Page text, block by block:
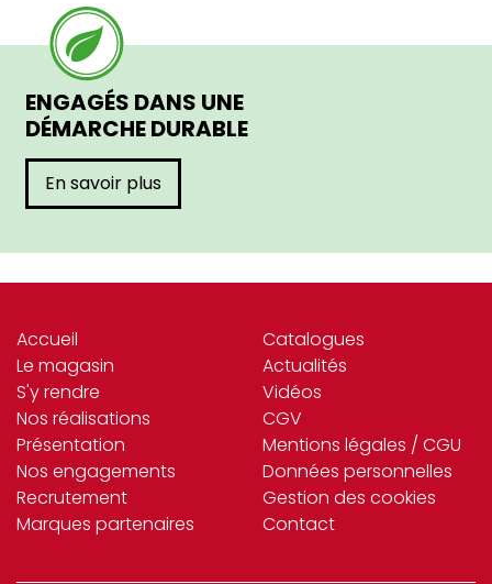
ENGAGÉS DANS UNE
DÉMARCHE DURABLE
En savoir plus
Accueil
Le magasin
S'y rendre
Nos réalisations
Présentation
Nos engagements
Recrutement
Marques partenaires
Catalogues
Actualités
Vidéos
CGV
Mentions légales / CGU
Données personnelles
Gestion des cookies
Contact